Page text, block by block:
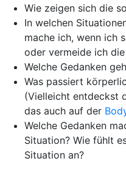
Wie zeigen sich die
In welchen
mache ich, wenn ich
oder vermeide ich
Welche Gedanken
Was passiert
(Vielleicht entdeckst
das auch auf der
Welche Gedanken
Situation? Wie fühlt
Situation an?